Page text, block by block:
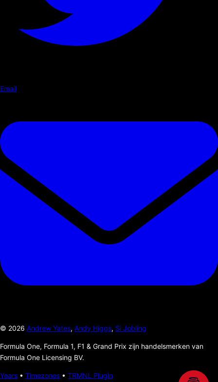
Email
© 2026 Andrew Yates, Andy Higgs, Si Jobling
Formula One, Formula 1, F1 & Grand Prix zijn handelsmerken van
Formula One Licensing BV.
Years • Timezones • TRMNL Plugin